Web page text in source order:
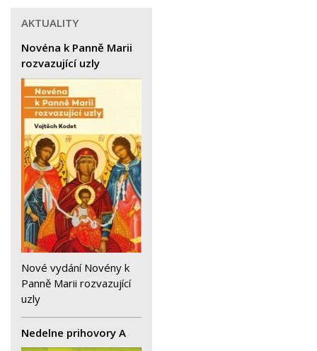
AKTUALITY
Novéna k Panně Marii
rozvazující uzly
Nové vydání Novény k
Panně Marii rozvazující
uzly
Nedelne prihovory A